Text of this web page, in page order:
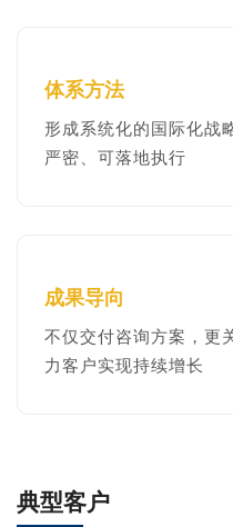
体系方法
形成系统化的国际化战
严密、可落地执行
成果导向
不仅交付咨询方案，更
力客户实现持续增长
典型客户